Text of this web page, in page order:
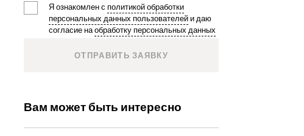
Я ознакомлен сполитикой обработки
персональных данных пользователейи даю
согласие наобработку персональных данных
Вам может быть интересно